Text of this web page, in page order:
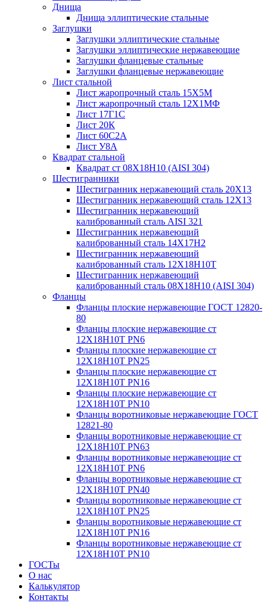
Днища
Днища эллиптические стальные
Заглушки
Заглушки эллиптические стальные
Заглушки эллиптические нержавеющие
Заглушки фланцевые стальные
Заглушки фланцевые нержавеющие
Лист стальной
Лист жаропрочный сталь 15Х5М
Лист жаропрочный сталь 12Х1МФ
Лист 17Г1С
Лист 20К
Лист 60С2А
Лист У8А
Квадрат стальной
Квадрат ст 08Х18Н10 (AISI 304)
Шестигранники
Шестигранник нержавеющий сталь 20Х13
Шестигранник нержавеющий сталь 12Х13
Шестигранник нержавеющий
калиброванный сталь AISI 321
Шестигранник нержавеющий
калиброванный сталь 14Х17Н2
Шестигранник нержавеющий
калиброванный сталь 12Х18Н10Т
Шестигранник нержавеющий
калиброванный сталь 08Х18Н10 (AISI 304)
Фланцы
Фланцы плоские нержавеющие ГОСТ 12820-
80
Фланцы плоские нержавеющие ст
12Х18Н10Т PN6
Фланцы плоские нержавеющие ст
12Х18Н10Т PN25
Фланцы плоские нержавеющие ст
12Х18Н10Т PN16
Фланцы плоские нержавеющие ст
12Х18Н10Т PN10
Фланцы воротниковые нержавеющие ГОСТ
12821-80
Фланцы воротниковые нержавеющие ст
12Х18Н10Т PN63
Фланцы воротниковые нержавеющие ст
12Х18Н10Т PN6
Фланцы воротниковые нержавеющие ст
12Х18Н10Т PN40
Фланцы воротниковые нержавеющие ст
12Х18Н10Т PN25
Фланцы воротниковые нержавеющие ст
12Х18Н10Т PN16
Фланцы воротниковые нержавеющие ст
12Х18Н10Т PN10
ГОСТы
О нас
Калькулятор
Контакты